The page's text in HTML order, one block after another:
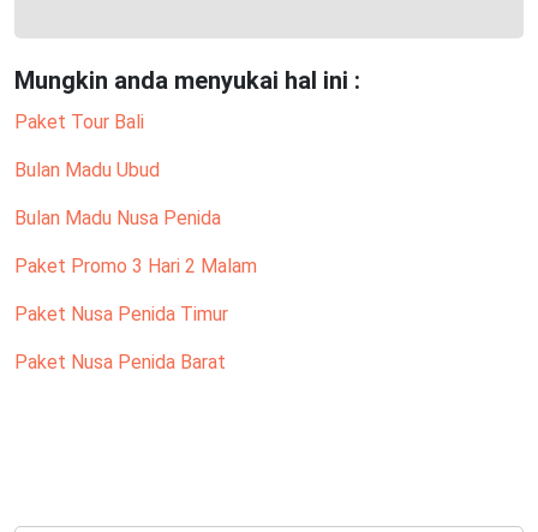
Mungkin anda menyukai hal ini :
Paket Tour Bali
Bulan Madu Ubud
Bulan Madu Nusa Penida
Paket Promo 3 Hari 2 Malam
Paket Nusa Penida Timur
Paket Nusa Penida Barat